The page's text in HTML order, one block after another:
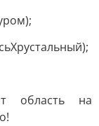
область на